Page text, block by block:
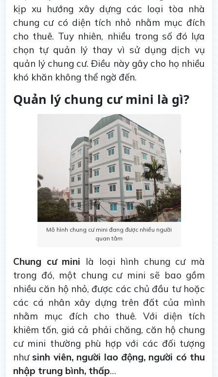
kịp xu hướng xây dựng các loại tòa nhà
chung cư có diện tích nhỏ nhằm mục đích
cho thuê. Tuy nhiên, nhiều trong số đó lựa
chọn tự quản lý thay vì sử dụng dịch vụ
quản lý chung cư. Điều này gây cho họ nhiều
khó khăn không thể ngờ đến.
Quản lý chung cư mini là gì?
Mô hình chung cư mini đang được nhiều người
quan tâm
Chung cư mini là loại hình chung cư mà
trong đó, một chung cư mini sẽ bao gồm
nhiều căn hộ nhỏ, được các chủ đầu tư hoặc
các cá nhân xây dựng trên đất của mình
nhằm mục đích cho thuê. Với diện tích
khiêm tốn, giá cả phải chăng, căn hộ chung
cư mini thường phù hợp với các đối tượng
nhưsinh viên, người lao động, người có thu
nhập trung bình, thấp…